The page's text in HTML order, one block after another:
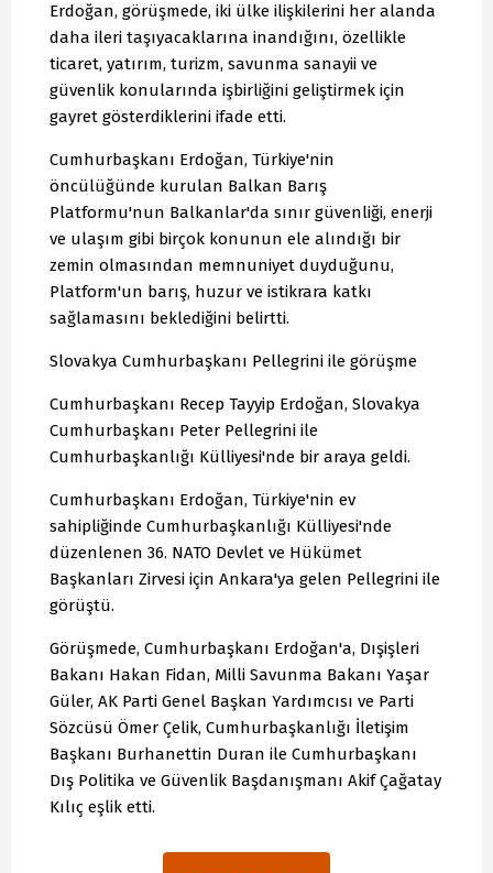
Erdoğan, görüşmede, iki ülke ilişkilerini her alanda
daha ileri taşıyacaklarına inandığını, özellikle
ticaret, yatırım, turizm, savunma sanayii ve
güvenlik konularında işbirliğini geliştirmek için
gayret gösterdiklerini ifade etti.
Cumhurbaşkanı Erdoğan, Türkiye'nin
öncülüğünde kurulan Balkan Barış
Platformu'nun Balkanlar'da sınır güvenliği, enerji
ve ulaşım gibi birçok konunun ele alındığı bir
zemin olmasından memnuniyet duyduğunu,
Platform'un barış, huzur ve istikrara katkı
sağlamasını beklediğini belirtti.
Slovakya Cumhurbaşkanı Pellegrini ile görüşme
Cumhurbaşkanı Recep Tayyip Erdoğan, Slovakya
Cumhurbaşkanı Peter Pellegrini ile
Cumhurbaşkanlığı Külliyesi'nde bir araya geldi.
Cumhurbaşkanı Erdoğan, Türkiye'nin ev
sahipliğinde Cumhurbaşkanlığı Külliyesi'nde
düzenlenen 36.⁠ ⁠NATO Devlet ve Hükümet
Başkanları Zirvesi için Ankara'ya gelen Pellegrini ile
görüştü.
Görüşmede, Cumhurbaşkanı Erdoğan'a, Dışişleri
Bakanı Hakan Fidan, Milli Savunma Bakanı Yaşar
Güler, AK Parti Genel Başkan Yardımcısı ve Parti
Sözcüsü Ömer Çelik, Cumhurbaşkanlığı İletişim
Başkanı Burhanettin Duran ile Cumhurbaşkanı
Dış Politika ve Güvenlik Başdanışmanı Akif Çağatay
Kılıç eşlik etti.